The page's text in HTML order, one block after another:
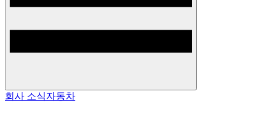
회사 소식자동차